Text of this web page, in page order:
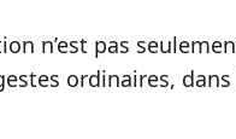
n’est pas
ordinaires,